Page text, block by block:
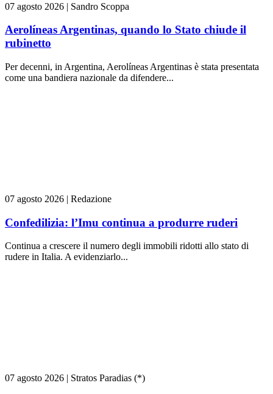
07 agosto 2026 | Sandro Scoppa
Aerolíneas Argentinas, quando lo Stato chiude il
rubinetto
Per decenni, in Argentina, Aerolíneas Argentinas è stata presentata
come una bandiera nazionale da difendere...
07 agosto 2026 | Redazione
Confedilizia: l’Imu continua a produrre ruderi
Continua a crescere il numero degli immobili ridotti allo stato di
rudere in Italia. A evidenziarlo...
07 agosto 2026 | Stratos Paradias (*)